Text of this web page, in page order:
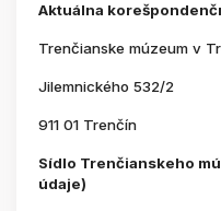
Aktuálna
Trenčianske múzeum v
Jilemnického 532/2
911 01 Trenčín
Sídlo Trenčianskeho
údaje)